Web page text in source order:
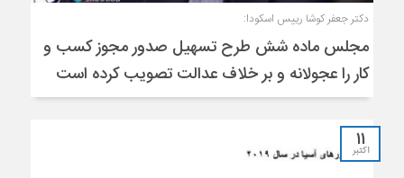
دکتر جعفر کوشا رییس اسکودا:
مجلس ماده شش طرح تسهیل صدور مجوز کسب و
کار را عجولانه و بر خلاف عدالت تصویب کرده است
11
اکتبر